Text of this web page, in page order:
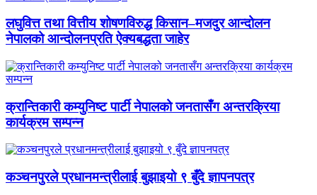
लघुवित्त तथा वित्तीय शोषणविरुद्ध किसान–मजदुर आन्दोलन
नेपालको आन्दोलनप्रति ऐक्यबद्धता जाहेर
क्रान्तिकारी कम्युनिष्ट पार्टी नेपालको जनतासँग अन्तरक्रिया
कार्यक्रम सम्पन्न
कञ्चनपुरले प्रधानमन्त्रीलाई बुझाइयो ९ बुँदे ज्ञापनपत्र